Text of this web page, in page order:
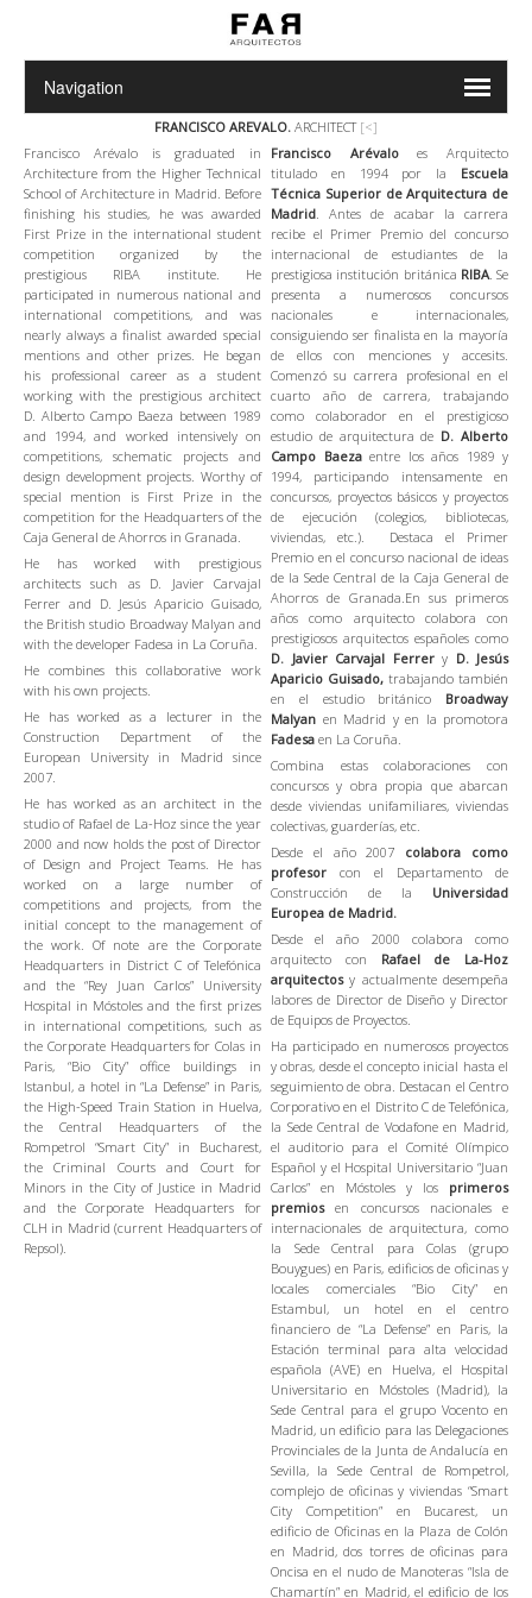
FRANCISCO AREVALO. ARCHITECT [<]
Francisco Arévalo is graduated in
Architecture from the Higher Technical
School of Architecture in Madrid. Before
finishing his studies, he was awarded
First Prize in the international student
competition organized by the
prestigious RIBA institute. He
participated in numerous national and
international competitions, and was
nearly always a finalist awarded special
mentions and other prizes. He began
his professional career as a student
working with the prestigious architect
D. Alberto Campo Baeza between 1989
and 1994, and worked intensively on
competitions, schematic projects and
design development projects. Worthy of
special mention is First Prize in the
competition for the Headquarters of the
Caja General de Ahorros in Granada.
He has worked with prestigious
architects such as D. Javier Carvajal
Ferrer and D. Jesús Aparicio Guisado,
the British studio Broadway Malyan and
with the developer Fadesa in La Coruña.
He combines this collaborative work
with his own projects.
He has worked as a lecturer in the
Construction Department of the
European University in Madrid since
2007.
He has worked as an architect in the
studio of Rafael de La-Hoz since the year
2000 and now holds the post of Director
of Design and Project Teams. He has
worked on a large number of
competitions and projects, from the
initial concept to the management of
the work. Of note are the Corporate
Headquarters in District C of Telefónica
and the “Rey Juan Carlos” University
Hospital in Móstoles and the first prizes
in international competitions, such as
the Corporate Headquarters for Colas in
Paris, “Bio City” office buildings in
Istanbul, a hotel in “La Defense” in Paris,
the High-Speed Train Station in Huelva,
the Central Headquarters of the
Rompetrol “Smart City” in Bucharest,
the Criminal Courts and Court for
Minors in the City of Justice in Madrid
and the Corporate Headquarters for
CLH in Madrid (current Headquarters of
Repsol).
Francisco Arévaloes Arquitecto
titulado en 1994 por la Escuela
Técnica Superior de Arquitectura de
Madrid. Antes de acabar la carrera
recibe el Primer Premio del concurso
internacional de estudiantes de la
prestigiosa institución británica RIBA. Se
presenta a numerosos concursos
nacionales e internacionales,
consiguiendo ser finalista en la mayoría
de ellos con menciones y accesits.
Comenzó su carrera profesional en el
cuarto año de carrera, trabajando
como colaborador en el prestigioso
estudio de arquitectura de D. Alberto
Campo Baezaentre los años 1989 y
1994, participando intensamente en
concursos, proyectos básicos y proyectos
de ejecución (colegios, bibliotecas,
viviendas, etc.). Destaca el Primer
Premio en el concurso nacional de ideas
de la Sede Central de la Caja General de
Ahorros de Granada.En sus primeros
años como arquitecto colabora con
prestigiosos arquitectos españoles como
D. Javier Carvajal Ferrery D. Jesús
Aparicio Guisado, trabajando también
en el estudio británico Broadway
Malyan en Madrid y en la promotora
Fadesaen La Coruña.
Combina estas colaboraciones con
concursos y obra propia que abarcan
desde viviendas unifamiliares, viviendas
colectivas, guarderías, etc.
Desde el año 2007 colabora como
profesor con el Departamento de
Construcción de la Universidad
Europea de Madrid.
Desde el año 2000 colabora como
arquitecto con Rafael de La-Hoz
arquitectosy actualmente desempeña
labores de Director de Diseño y Director
de Equipos de Proyectos.
Ha participado en numerosos proyectos
y obras, desde el concepto inicial hasta el
seguimiento de obra. Destacan el Centro
Corporativo en el Distrito C de Telefónica,
la Sede Central de Vodafone en Madrid,
el auditorio para el Comité Olímpico
Español y el Hospital Universitario “Juan
Carlos” en Móstoles y los primeros
premiosen concursos nacionales e
internacionales de arquitectura, como
la Sede Central para Colas (grupo
Bouygues) en Paris, edificios de oficinas y
locales comerciales “Bio City” en
Estambul, un hotel en el centro
financiero de “La Defense” en Paris, la
Estación terminal para alta velocidad
española (AVE) en Huelva, el Hospital
Universitario en Móstoles (Madrid), la
Sede Central para el grupo Vocento en
Madrid, un edificio para las Delegaciones
Provinciales de la Junta de Andalucía en
Sevilla, la Sede Central de Rompetrol,
complejo de oficinas y viviendas “Smart
City Competition” en Bucarest, un
edificio de Oficinas en la Plaza de Colón
en Madrid, dos torres de oficinas para
Oncisa en el nudo de Manoteras “Isla de
Chamartín” en Madrid, el edificio de los